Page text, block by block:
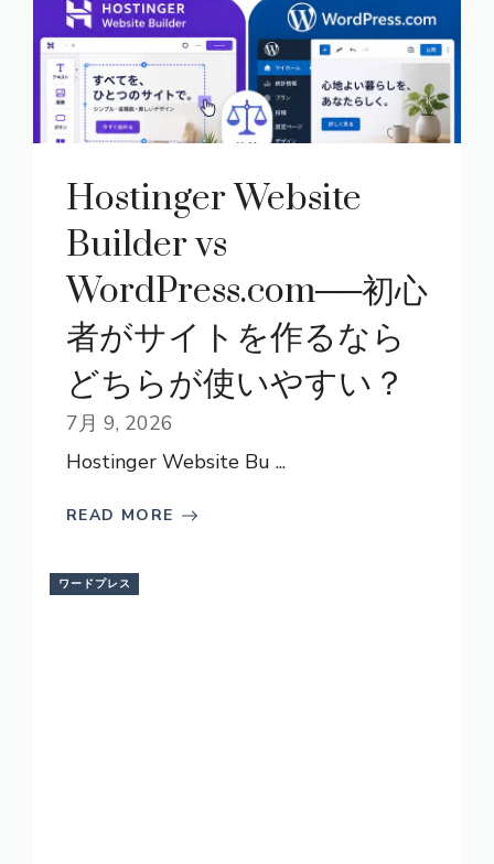
Hostinger Website
Builder vs
WordPress.com──初心
者がサイトを作るなら
どちらが使いやすい？
7月 9, 2026
Hostinger Website Bu ...
READ MORE
ワードプレス